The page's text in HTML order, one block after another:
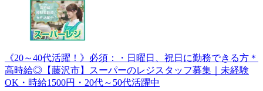
《20～40代活躍！》必須：・日曜日、祝日に勤務できる方＊
高時給◎【藤沢市】スーパーのレジスタッフ募集｜未経験
OK・時給1500円・20代～50代活躍中